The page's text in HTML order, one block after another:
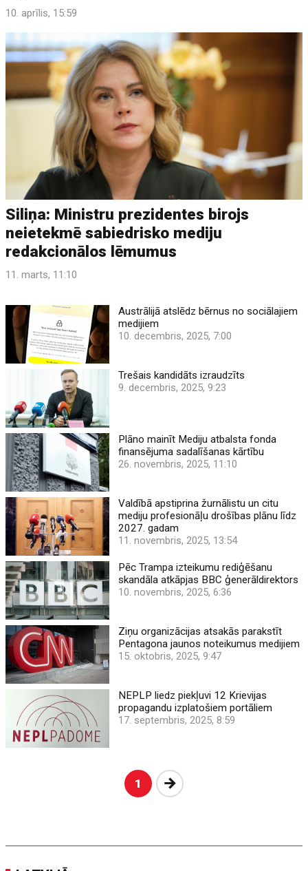
10. aprīlis, 15:59
Siliņa: Ministru prezidentes birojs
neietekmē sabiedrisko mediju
redakcionālos lēmumus
11. marts, 11:10
Austrālijā atslēdz bērnus no sociālajiem
medijiem
10. decembris, 2025, 7:00
Trešais kandidāts izraudzīts
9. decembris, 2025, 9:23
Plāno mainīt Mediju atbalsta fonda
finansējuma sadalīšanas kārtību
26. novembris, 2025, 11:10
Valdībā apstiprina žurnālistu un citu
mediju profesionāļu drošības plānu līdz
2027. gadam
11. novembris, 2025, 13:54
Pēc Trampa izteikumu rediģēšanu
skandāla atkāpjas BBC ģenerāldirektors
10. novembris, 2025, 6:36
Ziņu organizācijas atsakās parakstīt
Pentagona jaunos noteikumus medijiem
15. oktobris, 2025, 9:47
NEPLP liedz piekļuvi 12 Krievijas
propagandu izplatošiem portāliem
17. septembris, 2025, 8:59
1 Nākošā